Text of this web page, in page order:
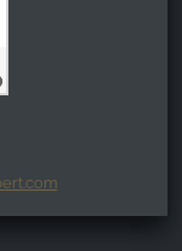
- Den neuen Harz